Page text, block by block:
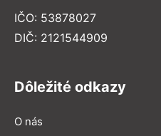
IČO: 53878027
DIČ: 2121544909
Dôležité odkazy
O nás